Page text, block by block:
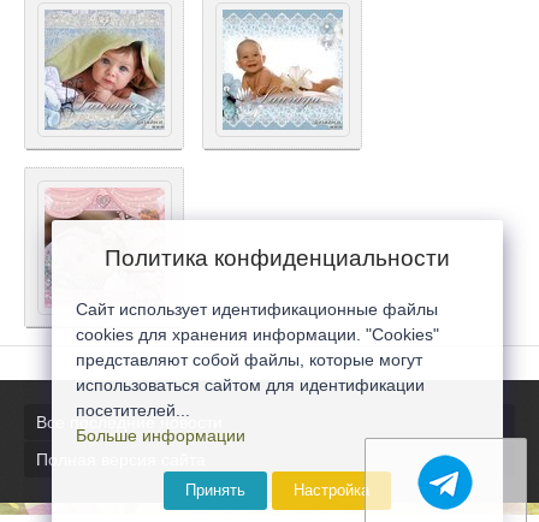
Все последние новости
Полная версия сайта
Политика конфиденциальности
Сайт использует идентификационные файлы
cookies для хранения информации. "Cookies"
представляют собой файлы, которые могут
использоваться сайтом для идентификации
посетителей...
Больше информации
Принять Настройка